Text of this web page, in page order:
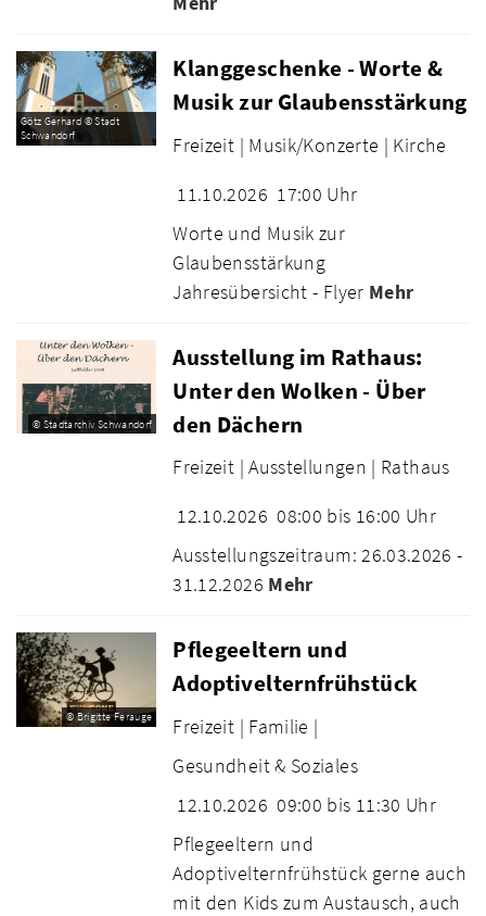
Götz Gerhard © Stadt
Schwandorf
Klanggeschenke - Worte &
Musik zur Glaubensstärkung
Freizeit | Musik/Konzerte | Kirche
11.10.2026 17:00 Uhr
Worte und Musik zur
Glaubensstärkung
Jahresübersicht - Flyer Mehr
© Stadtarchiv Schwandorf
Ausstellung im Rathaus:
Unter den Wolken - Über
den Dächern
Freizeit | Ausstellungen | Rathaus
12.10.2026 08:00 bis 16:00 Uhr
Ausstellungszeitraum: 26.03.2026 -
31.12.2026 Mehr
© Brigitte Ferauge
Pflegeeltern und
Adoptivelternfrühstück
Freizeit | Familie |
Gesundheit & Soziales
12.10.2026 09:00 bis 11:30 Uhr
Pflegeeltern und
Adoptivelternfrühstück gerne auch
mit den Kids zum Austausch, auch